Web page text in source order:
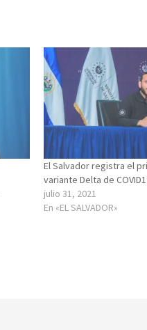
El Salvador registra el
variante Delta de
julio 31, 2021
En «EL SALVADOR»